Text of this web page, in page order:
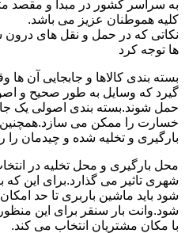
به سراسر کشور در مبدا و مقصد
کلیه هموطنان عزیز می باشد.
نکاتی که در حمل و نقل های درون
ها توجه کرد
بسته بندی کالاها و جابجایی
گیرد که وسایل به طور صحیح و
حمل شوند.بسته بندی اصولی یک
خسارت را ممکن می
بارگیری و تخلیه شده و چیدمان
محل بارگیری و محل تخلیه در
شهری تاثیر می گذارد.برای این که
شود باید ماشین باربری تا حد
شود.وانت بار سنقر برای این
با مکان مشتریان انتخاب می کند.